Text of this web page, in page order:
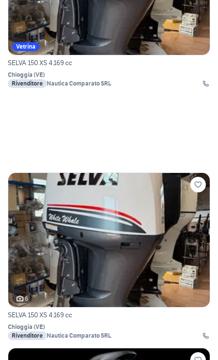
Vetrina
SELVA 150 XS 4.169 cc
Chioggia (VE)
Rivenditore Nautica Comparato SRL
6
SELVA 150 XS 4.169 cc
Chioggia (VE)
Rivenditore Nautica Comparato SRL